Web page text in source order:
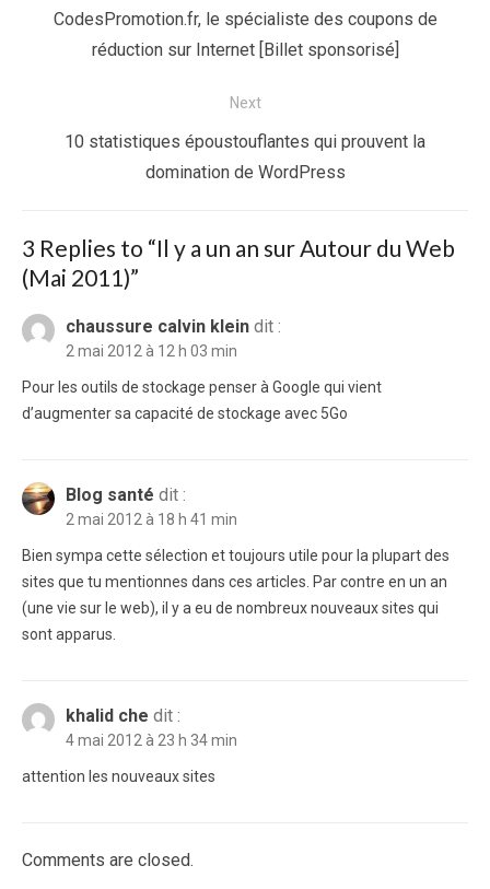
l’article
Previous
CodesPromotion.fr, le spécialiste des coupons de
réduction sur Internet [Billet sponsorisé]
Next
Next10 statistiques époustouflantes qui prouvent la
domination de WordPress
3 Replies to “Il y a un an sur Autour du Web
(Mai 2011)”
chaussure calvin klein dit :
2 mai 2012 à 12 h 03 min
Pour les outils de stockage penser à Google qui vient
d’augmenter sa capacité de stockage avec 5Go
Blog santé dit :
2 mai 2012 à 18 h 41 min
Bien sympa cette sélection et toujours utile pour la plupart des
sites que tu mentionnes dans ces articles. Par contre en un an
(une vie sur le web), il y a eu de nombreux nouveaux sites qui
sont apparus.
khalid che dit :
4 mai 2012 à 23 h 34 min
attention les nouveaux sites
Comments are closed.